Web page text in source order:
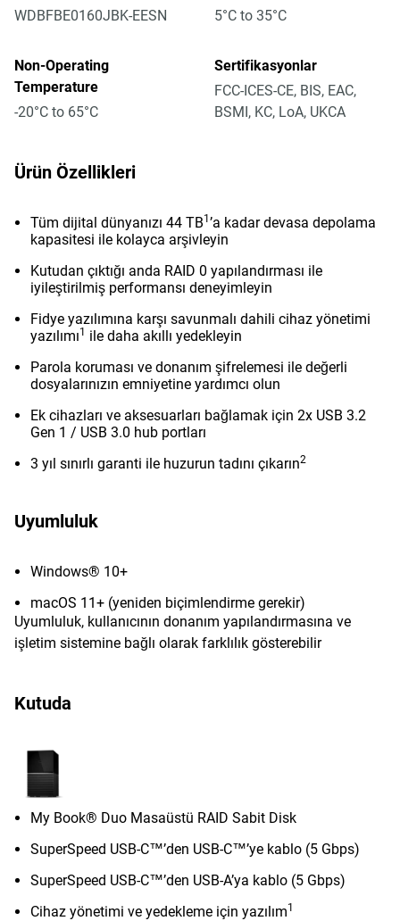
WDBFBE0160JBK-EESN
5°C to 35°C
Non-Operating
Temperature
-20°C to 65°C
Sertifikasyonlar
FCC-ICES-CE, BIS, EAC,
BSMI, KC, LoA, UKCA
Ürün Özellikleri
Tüm dijital dünyanızı 44 TB1 ’a kadar devasa depolama
kapasitesi ile kolayca arşivleyin
Kutudan çıktığı anda RAID 0 yapılandırması ile
iyileştirilmiş performansı deneyimleyin
Fidye yazılımına karşı savunmalı dahili cihaz yönetimi
yazılımı1
ile daha akıllı yedekleyin
Parola koruması ve donanım şifrelemesi ile değerli
dosyalarınızın emniyetine yardımcı olun
Ek cihazları ve aksesuarları bağlamak için 2x USB 3.2
Gen 1 / USB 3.0 hub portları
3 yıl sınırlı garanti ile huzurun tadını çıkarın2
Uyumluluk
Windows® 10+
macOS 11+ (yeniden biçimlendirme gerekir)
Uyumluluk, kullanıcının donanım yapılandırmasına ve
işletim sistemine bağlı olarak farklılık gösterebilir
Kutuda
My Book® Duo Masaüstü RAID Sabit Disk
SuperSpeed USB-C™’den USB-C™’ye kablo (5 Gbps)
SuperSpeed USB-C™’den USB-A’ya kablo (5 Gbps)
Cihaz yönetimi ve yedekleme için yazılım1